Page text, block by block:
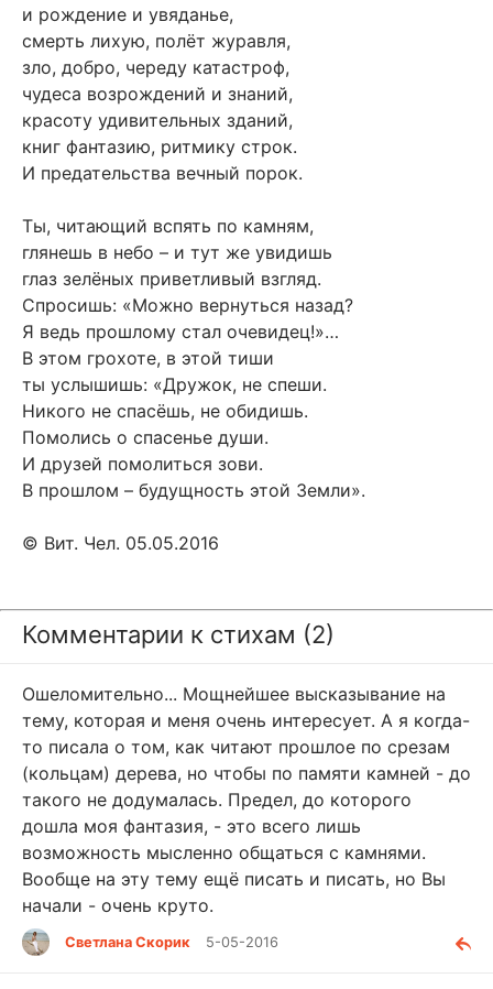
и рождение и увяданье,
смерть лихую, полёт журавля,
зло, добро, череду катастроф,
чудеса возрождений и знаний,
красоту удивительных зданий,
книг фантазию, ритмику строк.
И предательства вечный порок.
Ты, читающий вспять по камням,
глянешь в небо – и тут же увидишь
глаз зелёных приветливый взгляд.
Спросишь: «Можно вернуться назад?
Я ведь прошлому стал очевидец!»…
В этом грохоте, в этой тиши
ты услышишь: «Дружок, не спеши.
Никого не спасёшь, не обидишь.
Помолись о спасенье души.
И друзей помолиться зови.
В прошлом – будущность этой Земли».
© Вит. Чел. 05.05.2016
Комментарии к стихам (2)
Ошеломительно... Мощнейшее высказывание на
тему, которая и меня очень интересует. А я когда-
то писала о том, как читают прошлое по срезам
(кольцам) дерева, но чтобы по памяти камней - до
такого не додумалась. Предел, до которого
дошла моя фантазия, - это всего лишь
возможность мысленно общаться с камнями.
Вообще на эту тему ещё писать и писать, но Вы
начали - очень круто.
Светлана Скорик 5-05-2016